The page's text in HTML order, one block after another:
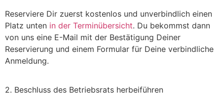
Reserviere Dir zuerst kostenlos und unverbindlich einen
Platz unten in der Terminübersicht. Du bekommst dann
von uns eine E-Mail mit der Bestätigung Deiner
Reservierung und einem Formular für Deine verbindliche
Anmeldung.
2. Beschluss des Betriebsrats herbeiführen